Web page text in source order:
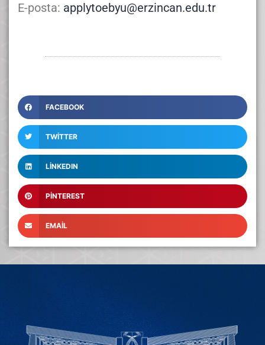
E-posta: applytoebyu@erzincan.edu.tr
FACEBOOK
TWITTER
LINKEDIN
PINTEREST
EMAIL